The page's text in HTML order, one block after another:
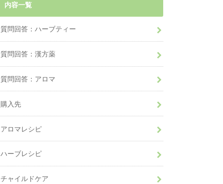
内容一覧
質問回答：ハーブティー
質問回答：漢方薬
質問回答：アロマ
購入先
アロマレシピ
ハーブレシピ
チャイルドケア